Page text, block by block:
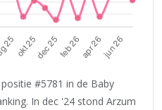
#5781 in de Baby
In dec '24 stond Arzum